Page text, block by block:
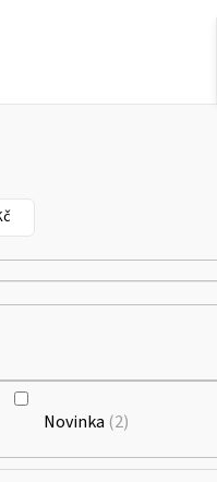
Novinka 2